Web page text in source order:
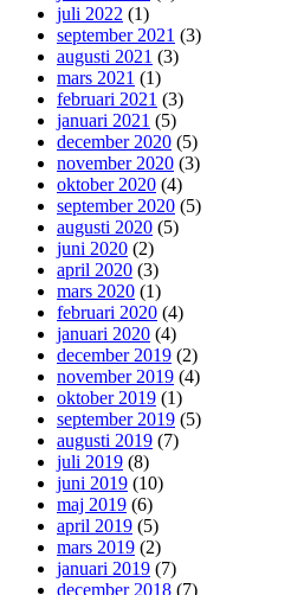
juli 2022 (1)
september 2021 (3)
augusti 2021 (3)
mars 2021 (1)
februari 2021 (3)
januari 2021 (5)
december 2020 (5)
november 2020 (3)
oktober 2020 (4)
september 2020 (5)
augusti 2020 (5)
juni 2020 (2)
april 2020 (3)
mars 2020 (1)
februari 2020 (4)
januari 2020 (4)
december 2019 (2)
november 2019 (4)
oktober 2019 (1)
september 2019 (5)
augusti 2019 (7)
juli 2019 (8)
juni 2019 (10)
maj 2019 (6)
april 2019 (5)
mars 2019 (2)
januari 2019 (7)
december 2018 (7)